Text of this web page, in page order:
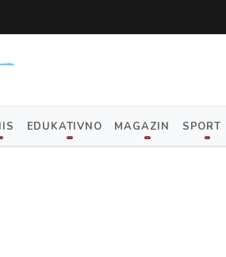
EDUKATIVNO MAGAZIN SPORT